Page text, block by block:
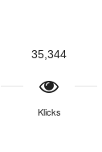
35,344
Klicks